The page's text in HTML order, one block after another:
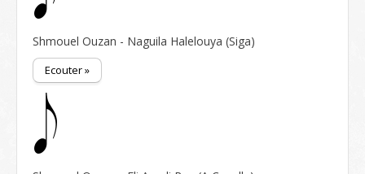
Shmouel Ouzan - Naguila Halelouya (Siga)
Ecouter »